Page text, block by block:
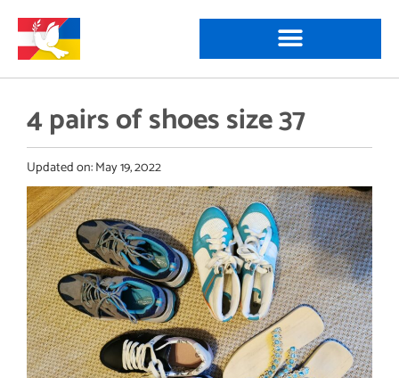
4 pairs of shoes size 37
Updated on:May 19, 2022